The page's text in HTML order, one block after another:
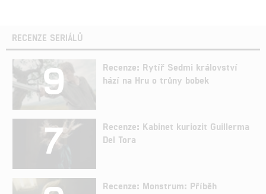
RECENZE SERIÁLŮ
9
Recenze: Rytíř Sedmi království
hází na Hru o trůny bobek
7
Recenze: Kabinet kuriozit Guillerma
Del Tora
Recenze: Monstrum: Příběh